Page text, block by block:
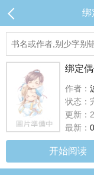
绑
绑定偶
作者：
状态：
更新：
最新：
开始阅读